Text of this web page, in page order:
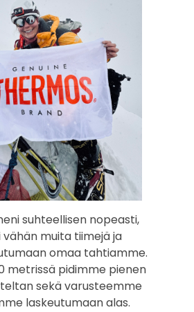
suhteellisen nopeasti,
muita tiimejä ja
omaa tahtiamme.
metrissä pidimme pienen
sekä varusteemme
laskeutumaan alas.